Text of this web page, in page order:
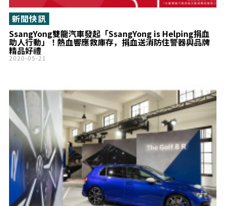
SsangYong雙龍汽車發起「SsangYong is Helping捐血
助人行動」！熱血響應救庫存，捐血送消防住警器與品牌
精品好禮
新聞快訊
2020-05-21